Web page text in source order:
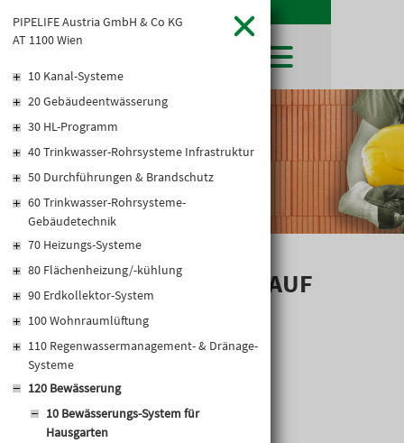
SHOP
LEIBWÄCHTER
MERKLISTE
WARENKORB
BAUSTOFFE
HOCHBAU
TIEFBAU
TROCKENBAU
UNTERNEHMEN
FIRMENGESCHICHTE
STANDORTE
DOWNLOADS
LEITBILD
KARRIERE
KARRIERE UND WEITERBILDUNG
OFFENE STELLEN
AKTUELLES
EUROSYS TROCKENBAUSYSTEM
GEWERBEZONE
Baustoffkataloge
PIPELIFE Austria GmbH & Co KG
AT 1100 Wien
10 Kanal-Systeme
20 Gebäudeentwässerung
30 HL-Programm
40 Trinkwasser-Rohrsysteme Infrastruktur
50 Durchführungen & Brandschutz
60 Trinkwasser-Rohrsysteme-
Gebäudetechnik
70 Heizungs-Systeme
80 Flächenheizung/-kühlung
90 Erdkollektor-System
100 Wohnraumlüftung
110 Regenwassermanagement- & Dränage-
Systeme
120 Bewässerung
10 Bewässerungs-System für
Hausgarten
MICRO-SPRÜHER AUF
ERDSPIESS